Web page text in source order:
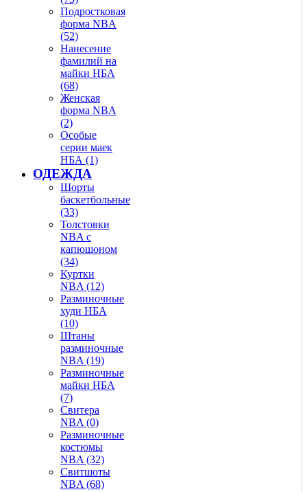
Подростковая
форма NBA
(52)
Нанесение
фамилий на
майки НБА
(68)
Женская
форма NBA
(2)
Особые
серии маек
НБА (1)
ОДЕЖДА
Шорты
баскетбольные
(33)
Толстовки
NBA с
капюшоном
(34)
Куртки
NBA (12)
Разминочные
худи НБА
(10)
Штаны
разминочные
NBA (19)
Разминочные
майки НБА
(7)
Свитера
NBA (0)
Разминочные
костюмы
NBA (32)
Свитшоты
NBA (68)